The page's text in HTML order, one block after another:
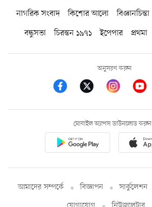
নাগরিক সংবাদ কিশোর আলো বিজ্ঞানচিন্তা
বন্ধুসভা
চিরন্তন ১৯৭১ ইপেপার প্রথমা
অনুসরণ করুন
মোবাইল অ্যাপস ডাউনলোড করুন
আমাদের সম্পর্কে বিজ্ঞাপন সার্কুলেশন